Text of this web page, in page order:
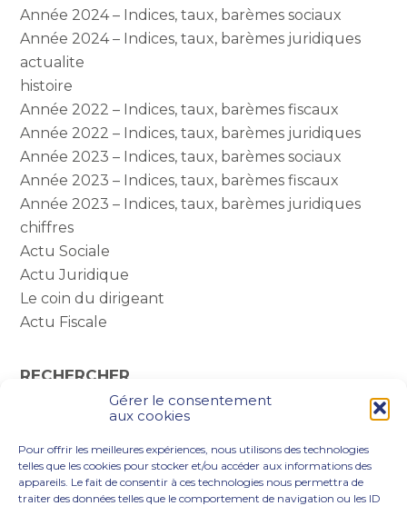
Gérer le consentement
aux cookies
Pour offrir les meilleures expériences, nous utilisons des technologies
telles que les cookies pour stocker et/ou accéder aux informations des
appareils. Le fait de consentir à ces technologies nous permettra de
traiter des données telles que le comportement de navigation ou les ID
Année 2024 – Indices, taux, barèmes sociaux
Année 2024 – Indices, taux, barèmes juridiques
actualite
histoire
Année 2022 – Indices, taux, barèmes fiscaux
Année 2022 – Indices, taux, barèmes juridiques
Année 2023 – Indices, taux, barèmes sociaux
Année 2023 – Indices, taux, barèmes fiscaux
Année 2023 – Indices, taux, barèmes juridiques
chiffres
Actu Sociale
Actu Juridique
Le coin du dirigeant
Actu Fiscale
RECHERCHER
Rechercher :